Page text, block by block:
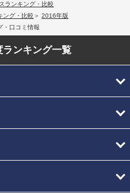
ランキング・比較
ング・比較
2016年版
・口コミ情報
ランキング一覧